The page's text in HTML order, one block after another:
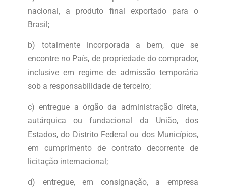
nacional, a produto final exportado para o
Brasil;
b) totalmente incorporada a bem, que se
encontre no País, de propriedade do comprador,
inclusive em regime de admissão temporária
sob a responsabilidade de terceiro;
c) entregue a órgão da administração direta,
autárquica ou fundacional da União, dos
Estados, do Distrito Federal ou dos Municípios,
em cumprimento de contrato decorrente de
licitação internacional;
d) entregue, em consignação, a empresa